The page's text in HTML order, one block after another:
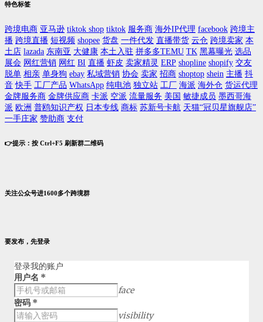
特色标签
跨境电商 亚马逊 tiktok shop tiktok 服务商 海外IP代理 facebook 跨境主
播 跨境直播 短视频 shopee 货盘 一件代发 直播带货 云仓 跨境卖家 本
土店 lazada 东南亚 大健康 本土入驻 拼多多TEMU TK 黑幕曝光 选品
展会 网红营销 网红 BI 直播 虾皮 卖家精灵 ERP shopline shopify 交友
脱单 相亲 单身狗 ebay 私域营销 协会 卖家 招商 shoptop shein 主播 抖
音 快手 工厂产品 WhatsApp 纯电池 独立站 工厂 海派 海外仓 货运代理
金牌服务商 金牌供应商 卡派 空派 流量服务 美国 敏捷成员 墨西哥海
派 欧洲 普鸥知识产权 日本专线 商标 苏新号卡航 天猫“冠贝星旗舰店”
一手庄家 赞助商 支付
👉提示：按 Ctrl+F5 刷新群二维码
关注公众号进1600多个跨境群
要发布，先登录
登录我的账户
用户名 *
face
密码 *
visibility